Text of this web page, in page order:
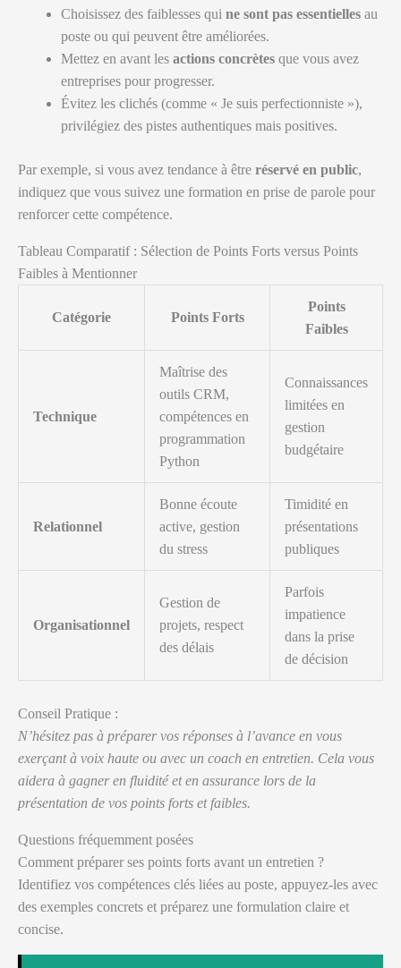
Choisissez des faiblesses qui ne sont pas essentielles au
poste ou qui peuvent être améliorées.
Mettez en avant les actions concrètes que vous avez
entreprises pour progresser.
Évitez les clichés (comme « Je suis perfectionniste »),
privilégiez des pistes authentiques mais positives.
Par exemple, si vous avez tendance à être réservé en public,
indiquez que vous suivez une formation en prise de parole pour
renforcer cette compétence.
Tableau Comparatif : Sélection de Points Forts versus Points
Faibles à Mentionner
Catégorie Points Forts
Points
Faibles
Technique
Maîtrise des
outils CRM,
compétences en
programmation
Python
Connaissances
limitées en
gestion
budgétaire
Relationnel
Bonne écoute
active, gestion
du stress
Timidité en
présentations
publiques
Organisationnel
Gestion de
projets, respect
des délais
Parfois
impatience
dans la prise
de décision
Conseil Pratique :
N’hésitez pas à préparer vos réponses à l’avance en vous
exerçant à voix haute ou avec un coach en entretien. Cela vous
aidera à gagner en fluidité et en assurance lors de la
présentation de vos points forts et faibles.
Questions fréquemment posées
Comment préparer ses points forts avant un entretien ?
Identifiez vos compétences clés liées au poste, appuyez-les avec
des exemples concrets et préparez une formulation claire et
concise.